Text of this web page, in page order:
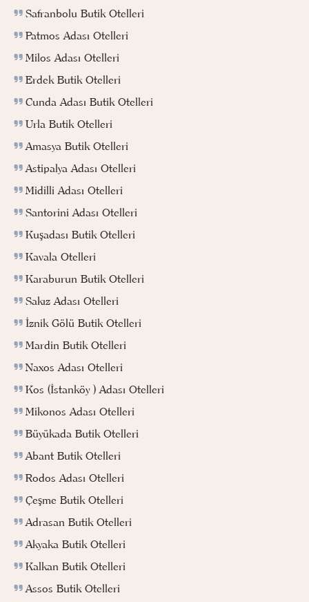
Safranbolu Butik Otelleri
Patmos Adası Otelleri
Milos Adası Otelleri
Erdek Butik Otelleri
Cunda Adası Butik Otelleri
Urla Butik Otelleri
Amasya Butik Otelleri
Astipalya Adası Otelleri
Midilli Adası Otelleri
Santorini Adası Otelleri
Kuşadası Butik Otelleri
Kavala Otelleri
Karaburun Butik Otelleri
Sakız Adası Otelleri
İznik Gölü Butik Otelleri
Mardin Butik Otelleri
Naxos Adası Otelleri
Kos (İstanköy ) Adası Otelleri
Mikonos Adası Otelleri
Büyükada Butik Otelleri
Abant Butik Otelleri
Rodos Adası Otelleri
Çeşme Butik Otelleri
Adrasan Butik Otelleri
Akyaka Butik Otelleri
Kalkan Butik Otelleri
Assos Butik Otelleri